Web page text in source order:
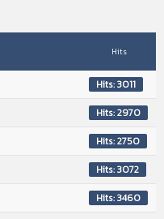
Hits
Hits: 3011
Hits: 2970
Hits: 2750
Hits: 3072
Hits: 3460